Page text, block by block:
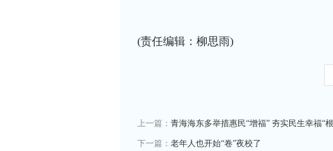
(责任编辑：柳思雨)
上一篇： 青海海东多举措惠民“增福” 夯实民生幸福“
下一篇： 老年人也开始“卷”夜校了